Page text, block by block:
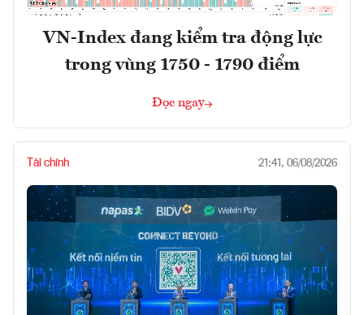
VN-Index đang kiểm tra động lực
trong vùng 1750 - 1790 điểm
Đọc ngay
Tài chính 21:41, 06/08/2026